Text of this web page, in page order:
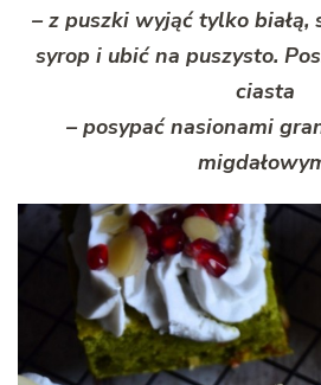
– z puszki wyjąć tylko białą,
syrop i ubić na puszysto.
ciasta
– posypać nasionami